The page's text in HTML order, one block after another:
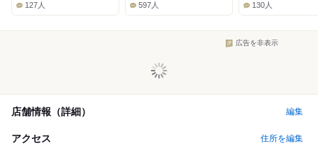
127人
597人
130人
広告を非表示
店舗情報（詳細） 編集
アクセス 住所を編集